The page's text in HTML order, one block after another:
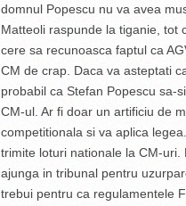
domnul Popescu nu va avea
Matteoli raspunde la tiganie, tot
cere sa recunoasca faptul ca
CM de crap. Daca va asteptati
probabil ca Stefan Popescu sa-
CM-ul. Ar fi doar un artificiu de
competitionala si va aplica
trimite loturi nationale la CM-
ajunga in tribunal pentru
trebui pentru ca regulamentele